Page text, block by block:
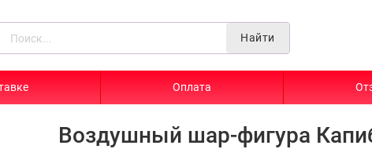
Найти
Оплата
Воздушный шар-фигура